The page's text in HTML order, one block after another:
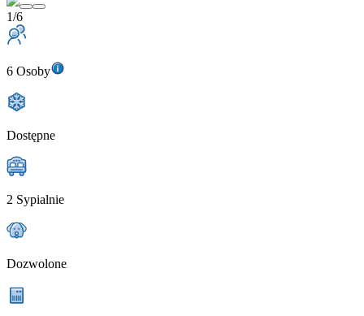
1/6
6 Osoby
Dostępne
2 Sypialnie
Dozwolone